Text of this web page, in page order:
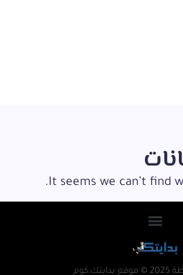
It seems we can’t find